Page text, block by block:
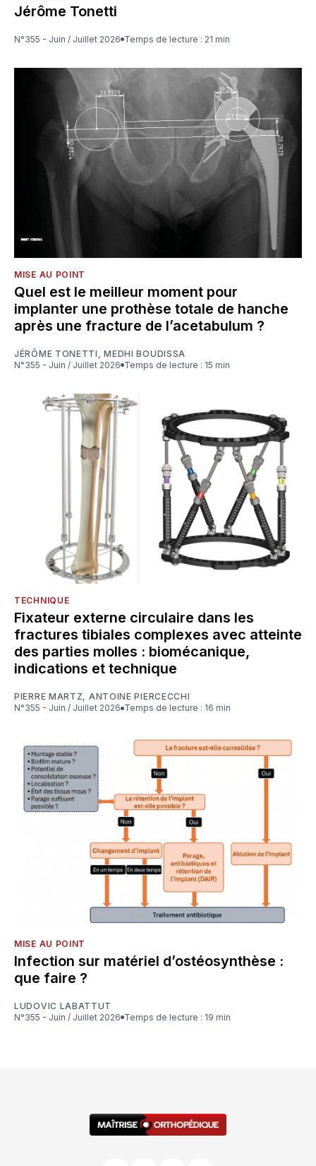
Jérôme Tonetti
N°355 - Juin / Juillet 2026 Temps de lecture : 21 min
MISE AU POINT
Quel est le meilleur moment pour
implanter une prothèse totale de hanche
après une fracture de l’acetabulum ?
JÉRÔME TONETTI ,MEDHI BOUDISSA
N°355 - Juin / Juillet 2026
Temps de lecture : 15 min
TECHNIQUE
Fixateur externe circulaire dans les
fractures tibiales complexes avec atteinte
des parties molles : biomécanique,
indications et technique
PIERRE MARTZ, ANTOINE PIERCECCHI
N°355 - Juin / Juillet 2026
Temps de lecture : 16 min
MISE AU POINT
Infection sur matériel d’ostéosynthèse :
que faire ?
LUDOVIC LABATTUT
N°355 - Juin / Juillet 2026
Temps de lecture : 19 min